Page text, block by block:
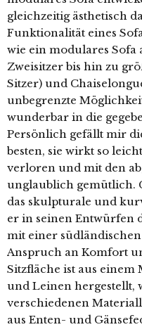
gleichzeitig ästhetisch
Funktionalität eines
wie ein modulares Sofa
Zweisitzer bis hin zu
Sitzer) und
unbegrenzte
wunderbar in die
Persönlich gefällt mir
besten, sie wirkt so
verloren und mit den
unglaublich gemütlich.
das skulpturale und
er in seinen Entwürfen
mit einer
Anspruch an Komfort
Sitzfläche ist aus einem
und Leinen hergestellt,
verschiedenen
aus Enten- und